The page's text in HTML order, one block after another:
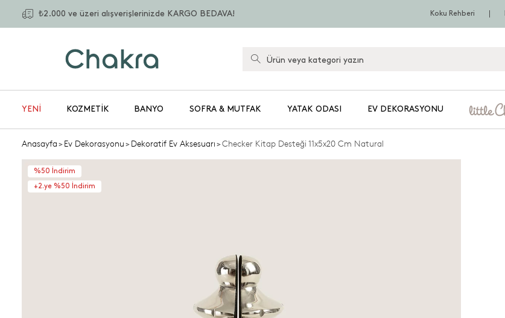
₺2.000 ve üzeri alışverişlerinizde KARGO BEDAVA! Koku Rehberi
YENİ KOZMETIK BANYO SOFRA & MUTFAK YATAK ODASI EV DEKORASYONU
Anasayfa>Ev Dekorasyonu>Dekoratif Ev Aksesuarı>Checker Kitap Desteği 11x5x20 Cm Natural
%50 İndirim
+2.ye %50 İndirim